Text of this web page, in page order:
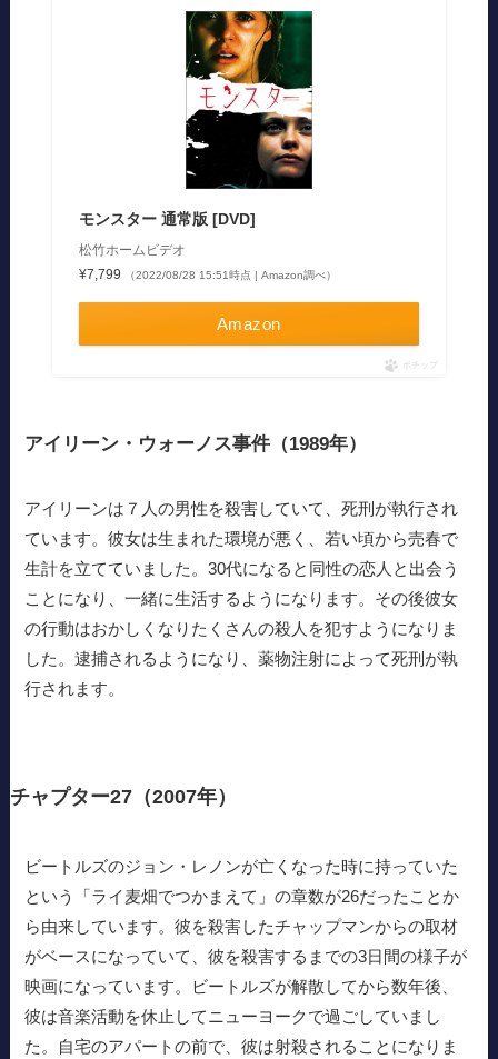
モンスター 通常版 [DVD]
松竹ホームビデオ
¥7,799
（2022/08/28 15:51時点 | Amazon調べ）
Amazon
ポチップ
アイリーン・ウォーノス事件（1989年）
アイリーンは７人の男性を殺害していて、死刑が執行され
ています。彼女は生まれた環境が悪く、若い頃から売春で
生計を立てていました。30代になると同性の恋人と出会う
ことになり、一緒に生活するようになります。その後彼女
の行動はおかしくなりたくさんの殺人を犯すようになりま
した。逮捕されるようになり、薬物注射によって死刑が執
行されます。
チャプター27（2007年）
ビートルズのジョン・レノンが亡くなった時に持っていた
という「ライ麦畑でつかまえて」の章数が26だったことか
ら由来しています。彼を殺害したチャップマンからの取材
がベースになっていて、彼を殺害するまでの3日間の様子が
映画になっています。ビートルズが解散してから数年後、
彼は音楽活動を休止してニューヨークで過ごしていまし
た。自宅のアパートの前で、彼は射殺されることになりま